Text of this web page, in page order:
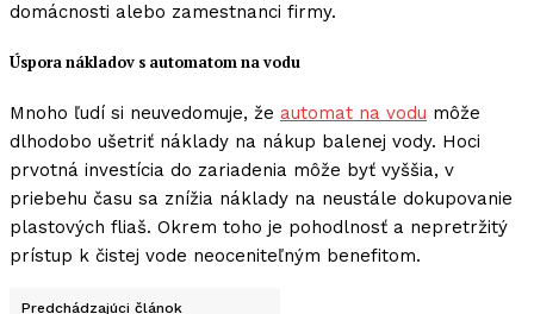
domácnosti alebo zamestnanci firmy.
Úspora nákladov s automatom na vodu
Mnoho ľudí si neuvedomuje, že automat na vodu môže
dlhodobo ušetriť náklady na nákup balenej vody. Hoci
prvotná investícia do zariadenia môže byť vyššia, v
priebehu času sa znížia náklady na neustále dokupovanie
plastových fliaš. Okrem toho je pohodlnosť a nepretržitý
prístup k čistej vode neoceniteľným benefitom.
Predchádzajúci článok